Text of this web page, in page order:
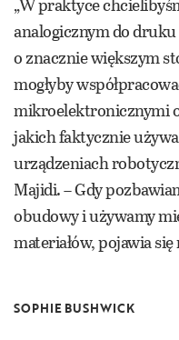
analogicznym do
o znacznie większym
mogłyby
mikroelektronicznymi
jakich faktycznie
urządzeniach
Majidi. – Gdy
obudowy i używamy
materiałów, pojawia
SOPHIE BUSHWICK